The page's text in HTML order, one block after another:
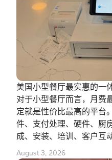
美国小型餐厅最实惠的一
对于小型餐厅而言，月费
定就是性价比最高的平台
件、支付处理、硬件、厨
成、安装、培训、客户互
August 3, 2026